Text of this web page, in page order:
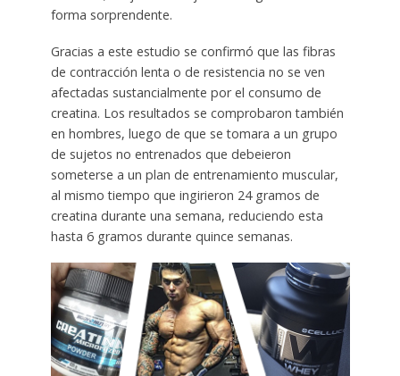
forma sorprendente.
Gracias a este estudio se confirmó que las fibras
de contracción lenta o de resistencia no se ven
afectadas sustancialmente por el consumo de
creatina. Los resultados se comprobaron también
en hombres, luego de que se tomara a un grupo
de sujetos no entrenados que debeieron
someterse a un plan de entrenamiento muscular,
al mismo tiempo que ingirieron 24 gramos de
creatina durante una semana, reduciendo esta
hasta 6 gramos durante quince semanas.